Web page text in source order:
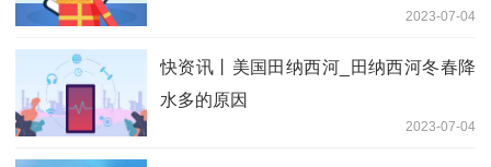
2023-07-04
快资讯丨美国田纳西河_田纳西河冬春降
水多的原因
2023-07-04